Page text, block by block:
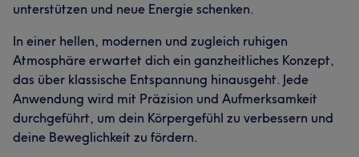
unterstützen und neue Energie schenken.
In einer hellen, modernen und zugleich ruhigen
Atmosphäre erwartet dich ein ganzheitliches Konzept,
das über klassische Entspannung hinausgeht. Jede
Anwendung wird mit Präzision und Aufmerksamkeit
durchgeführt, um dein Körpergefühl zu verbessern und
deine Beweglichkeit zu fördern.